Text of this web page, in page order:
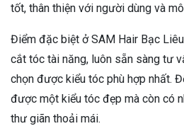
tốt, thân thiện với người dùng và
Điểm đặc biệt ở SAM Hair Bạc
cắt tóc tài năng, luôn sẵn sàng tư
chọn được kiểu tóc phù hợp nhất.
được một kiểu tóc đẹp mà còn có
thư giãn thoải mái.